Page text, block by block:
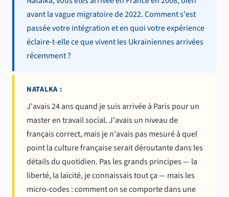
avant la vague migratoire de 2022. Comment s'est
passée votre intégration et en quoi votre expérience
éclaire-t-elle ce que vivent les Ukrainiennes arrivées
récemment ?
NATALKA :
J'avais 24 ans quand je suis arrivée à Paris pour un
master en travail social. J'avais un niveau de
français correct, mais je n'avais pas mesuré à quel
point la culture française serait déroutante dans les
détails du quotidien. Pas les grands principes — la
liberté, la laïcité, je connaissais tout ça — mais les
micro-codes : comment on se comporte dans une